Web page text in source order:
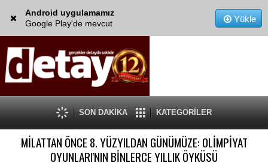
Android uygulamamız
Google Play'de mevcut
Yükle
SON DAKİKA KATEGORİLER
MİLATTAN ÖNCE 8. YÜZYILDAN GÜNÜMÜZE: OLİMPİYAT
OYUNLARI'NIN BİNLERCE YILLIK ÖYKÜSÜ